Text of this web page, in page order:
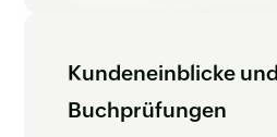
Kundeneinblicke und
Buchprüfungen